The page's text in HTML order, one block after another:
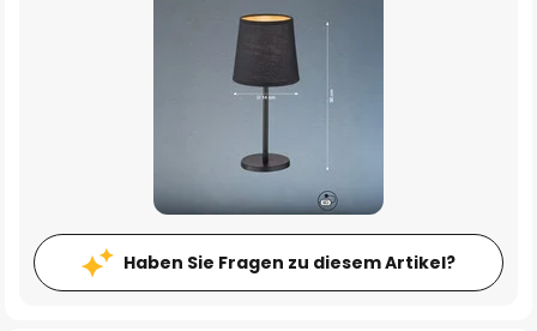
Haben Sie Fragen zu diesem Artikel?